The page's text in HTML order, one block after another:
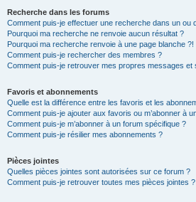
Recherche dans les forums
Comment puis-je effectuer une recherche dans un ou
Pourquoi ma recherche ne renvoie aucun résultat ?
Pourquoi ma recherche renvoie à une page blanche ?!
Comment puis-je rechercher des membres ?
Comment puis-je retrouver mes propres messages et
Favoris et abonnements
Quelle est la différence entre les favoris et les
Comment puis-je ajouter aux favoris ou m’abonner à
Comment puis-je m’abonner à un forum spécifique ?
Comment puis-je résilier mes abonnements ?
Pièces jointes
Quelles pièces jointes sont autorisées sur ce forum ?
Comment puis-je retrouver toutes mes pièces jointes ?